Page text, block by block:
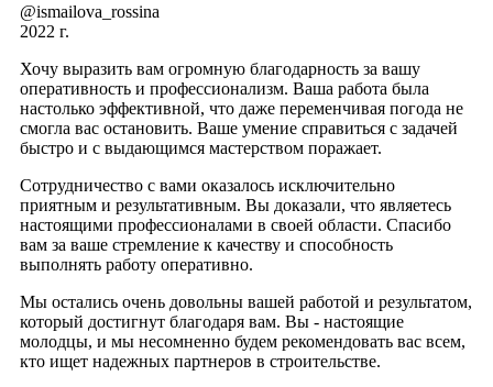
@ismailova_rossina
2022 г.
Хочу выразить вам огромную благодарность за вашу
оперативность и профессионализм. Ваша работа была
настолько эффективной, что даже переменчивая погода не
смогла вас остановить. Ваше умение справиться с задачей
быстро и с выдающимся мастерством поражает.
Сотрудничество с вами оказалось исключительно
приятным и результативным. Вы доказали, что являетесь
настоящими профессионалами в своей области. Спасибо
вам за ваше стремление к качеству и способность
выполнять работу оперативно.
Мы остались очень довольны вашей работой и результатом,
который достигнут благодаря вам. Вы - настоящие
молодцы, и мы несомненно будем рекомендовать вас всем,
кто ищет надежных партнеров в строительстве.